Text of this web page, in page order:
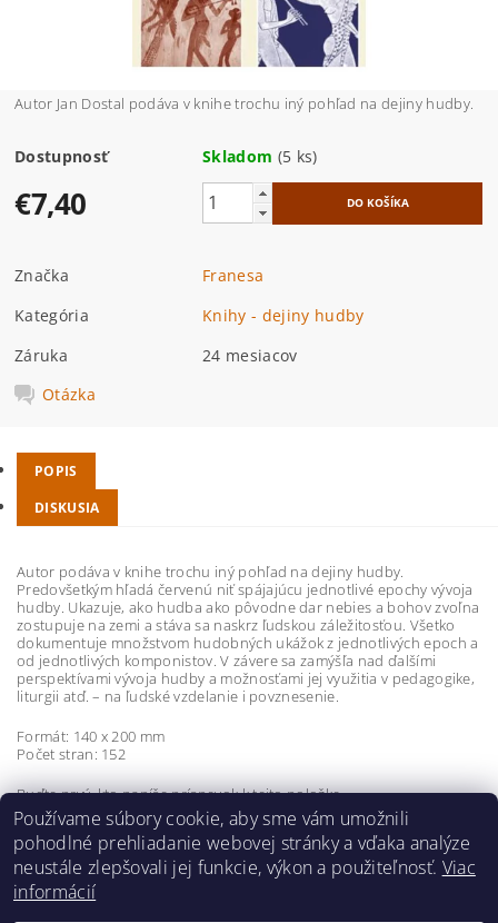
Autor Jan Dostal podáva v knihe trochu iný pohľad na dejiny hudby.
Dostupnosť Skladom (5 ks)
€7,40
Značka
Franesa
Kategória
Knihy - dejiny hudby
Záruka
24 mesiacov
Otázka
POPIS
DISKUSIA
Autor podáva v knihe trochu iný pohľad na dejiny hudby.
Predovšetkým hľadá červenú niť spájajúcu jednotlivé epochy vývoja
hudby. Ukazuje, ako hudba ako pôvodne dar nebies a bohov zvoľna
zostupuje na zemi a stáva sa naskrz ľudskou záležitosťou. Všetko
dokumentuje množstvom hudobných ukážok z jednotlivých epoch a
od jednotlivých komponistov. V závere sa zamýšľa nad ďalšími
perspektívami vývoja hudby a možnosťami jej využitia v pedagogike,
liturgii atď. – na ľudské vzdelanie i povznesenie.
Formát: 140 x 200 mm
Počet stran: 152
Buďte prvý, kto napíše príspevok k tejto položke.
Pridať komentár
Používame súbory cookie, aby sme vám umožnili
pohodlné prehliadanie webovej stránky a vďaka analýze
neustále zlepšovali jej funkcie, výkon a použiteľnosť. Viac
informácií